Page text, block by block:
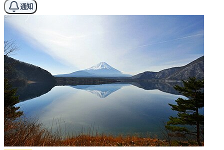
通知